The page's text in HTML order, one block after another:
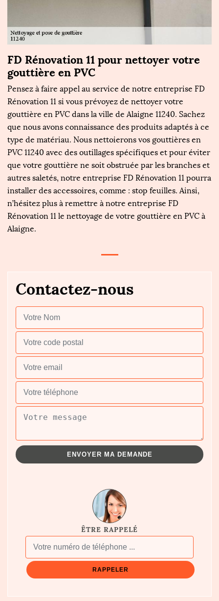
FD Rénovation 11 pour nettoyer votre
gouttière en PVC
Pensez à faire appel au service de notre entreprise FD
Rénovation 11 si vous prévoyez de nettoyer votre
gouttière en PVC dans la ville de Alaigne 11240. Sachez
que nous avons connaissance des produits adaptés à ce
type de matériau. Nous nettoierons vos gouttières en
PVC 11240 avec des outillages spécifiques et pour éviter
que votre gouttière ne soit obstruée par les branches et
autres saletés, notre entreprise FD Rénovation 11 pourra
installer des accessoires, comme : stop feuilles. Ainsi,
n’hésitez plus à remettre à notre entreprise FD
Rénovation 11 le nettoyage de votre gouttière en PVC à
Alaigne.
Contactez-nous
ÊTRE RAPPELÉ